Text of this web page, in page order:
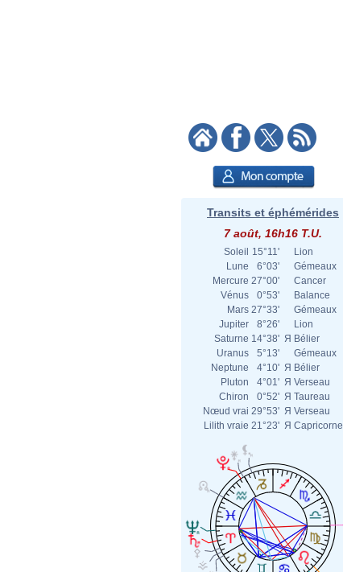
Transits et éphémérides
7 août, 16h16 T.U.
Soleil 15°11'
Lion
Lune
6°03'
Gémeaux
Mercure 27°00'
Cancer
Vénus
0°53'
Balance
Mars 27°33'
Gémeaux
Jupiter
8°26'
Lion
Saturne 14°38' Я Bélier
Uranus
5°13'
Gémeaux
Neptune
4°10' Я Bélier
Pluton
4°01' Я Verseau
Chiron
0°52' Я Taureau
Nœud vrai 29°53' Я Verseau
Lilith vraie 21°23' Я Capricorne